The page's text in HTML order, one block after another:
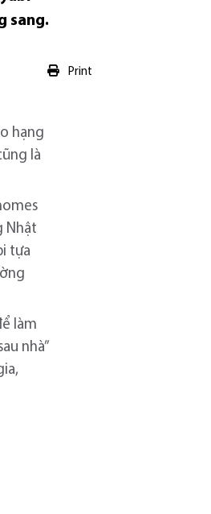
sang.
Print
hạng
là
Nhật
tựa
làm
nhà”